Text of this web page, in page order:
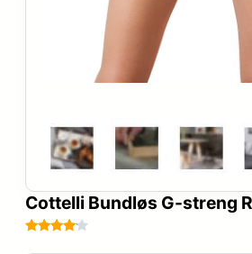
Cottelli Bundløs G-streng